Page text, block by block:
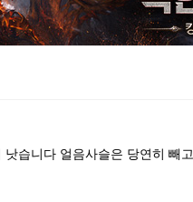
습니다 얼음사슬은 당연히 빼고